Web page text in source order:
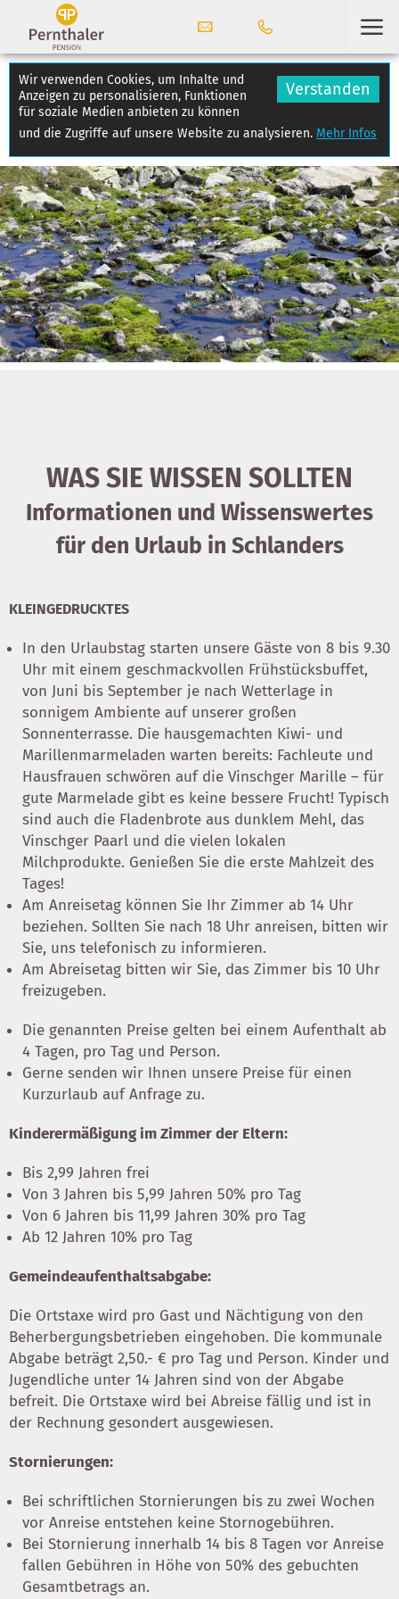
Verstanden
Wir verwenden Cookies, um Inhalte und
Anzeigen zu personalisieren, Funktionen
für soziale Medien anbieten zu können
und die Zugriffe auf unsere Website zu analysieren. Mehr Infos
WAS SIE WISSEN SOLLTEN
Informationen und Wissenswertes
für den Urlaub in Schlanders
KLEINGEDRUCKTES
In den Urlaubstag starten unsere Gäste von 8 bis 9.30
Uhr mit einem geschmackvollen Frühstücksbuffet,
von Juni bis September je nach Wetterlage in
sonnigem Ambiente auf unserer großen
Sonnenterrasse. Die hausgemachten Kiwi- und
Marillenmarmeladen warten bereits: Fachleute und
Hausfrauen schwören auf die Vinschger Marille – für
gute Marmelade gibt es keine bessere Frucht! Typisch
sind auch die Fladenbrote aus dunklem Mehl, das
Vinschger Paarl und die vielen lokalen
Milchprodukte. Genießen Sie die erste Mahlzeit des
Tages!
Am Anreisetag können Sie Ihr Zimmer ab 14 Uhr
beziehen. Sollten Sie nach 18 Uhr anreisen, bitten wir
Sie, uns telefonisch zu informieren.
Am Abreisetag bitten wir Sie, das Zimmer bis 10 Uhr
freizugeben.
Die genannten Preise gelten bei einem Aufenthalt ab
4 Tagen, pro Tag und Person.
Gerne senden wir Ihnen unsere Preise für einen
Kurzurlaub auf Anfrage zu.
Kinderermäßigung im Zimmer der Eltern:
Bis 2,99 Jahren frei
Von 3 Jahren bis 5,99 Jahren 50% pro Tag
Von 6 Jahren bis 11,99 Jahren 30% pro Tag
Ab 12 Jahren 10% pro Tag
Gemeindeaufenthaltsabgabe:
Die Ortstaxe wird pro Gast und Nächtigung von den
Beherbergungsbetrieben eingehoben. Die kommunale
Abgabe beträgt 2,50.- € pro Tag und Person. Kinder und
Jugendliche unter 14 Jahren sind von der Abgabe
befreit. Die Ortstaxe wird bei Abreise fällig und ist in
der Rechnung gesondert ausgewiesen.
Stornierungen:
Bei schriftlichen Stornierungen bis zu zwei Wochen
vor Anreise entstehen keine Stornogebühren.
Bei Stornierung innerhalb 14 bis 8 Tagen vor Anreise
fallen Gebühren in Höhe von 50% des gebuchten
Gesamtbetrags an.